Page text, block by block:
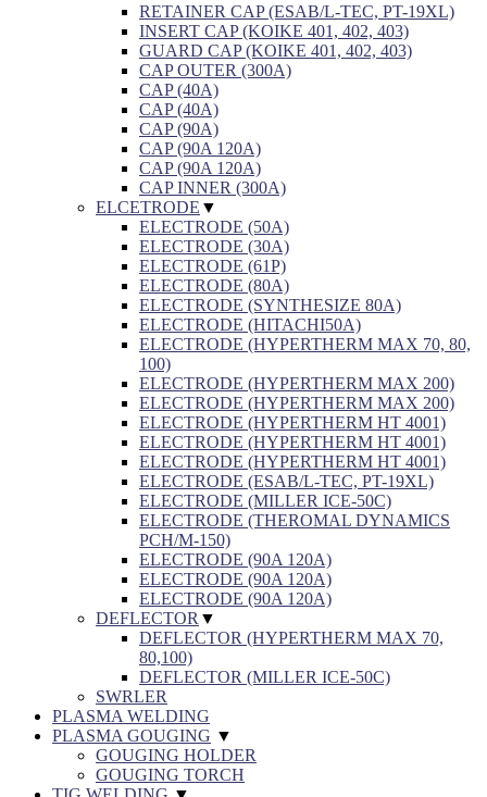
RETAINER CAP (ESAB/L-TEC, PT-19XL)
INSERT CAP (KOIKE 401, 402, 403)
GUARD CAP (KOIKE 401, 402, 403)
CAP OUTER (300A)
CAP (40A)
CAP (40A)
CAP (90A)
CAP (90A 120A)
CAP (90A 120A)
CAP INNER (300A)
ELCETRODE ▼
ELECTRODE (50A)
ELECTRODE (30A)
ELECTRODE (61P)
ELECTRODE (80A)
ELECTRODE (SYNTHESIZE 80A)
ELECTRODE (HITACHI50A)
ELECTRODE (HYPERTHERM MAX 70, 80,
100)
ELECTRODE (HYPERTHERM MAX 200)
ELECTRODE (HYPERTHERM MAX 200)
ELECTRODE (HYPERTHERM HT 4001)
ELECTRODE (HYPERTHERM HT 4001)
ELECTRODE (HYPERTHERM HT 4001)
ELECTRODE (ESAB/L-TEC, PT-19XL)
ELECTRODE (MILLER ICE-50C)
ELECTRODE (THEROMAL DYNAMICS
PCH/M-150)
ELECTRODE (90A 120A)
ELECTRODE (90A 120A)
ELECTRODE (90A 120A)
DEFLECTOR ▼
DEFLECTOR (HYPERTHERM MAX 70,
80,100)
DEFLECTOR (MILLER ICE-50C)
SWRLER
PLASMA WELDING
PLASMA GOUGING ▼
GOUGING HOLDER
GOUGING TORCH